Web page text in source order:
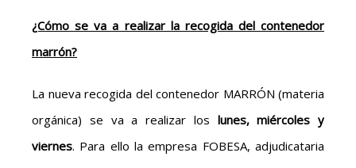
¿Cómo se va a realizar la recogida del contenedor
marrón?
La nueva recogida del contenedor MARRÓN (materia
orgánica) se va a realizar los lunes, miércoles y
viernes. Para ello la empresa FOBESA, adjudicataria